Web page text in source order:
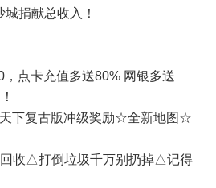
城捐献总收入！
点卡充值多送80% 网银多送
下复古版冲级奖励☆全新地图☆
收△打倒垃圾千万别扔掉△记得